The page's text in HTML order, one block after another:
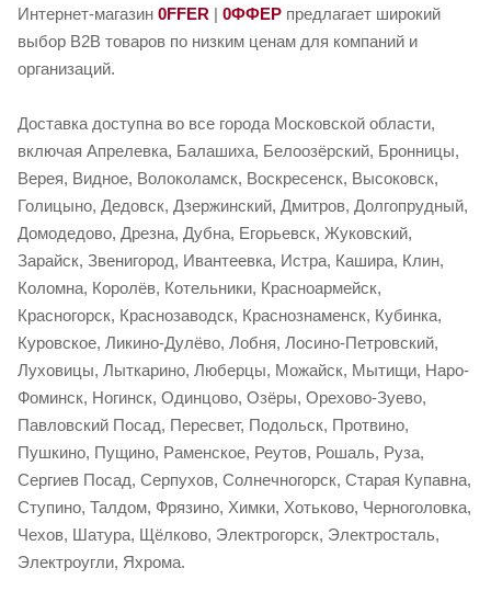
Интернет-магазин 0FFER | 0ФФЕР предлагает широкий
выбор B2B товаров по низким ценам для компаний и
организаций.
Доставка доступна во все города Московской области,
включая Апрелевка, Балашиха, Белоозёрский, Бронницы,
Верея, Видное, Волоколамск, Воскресенск, Высоковск,
Голицыно, Дедовск, Дзержинский, Дмитров, Долгопрудный,
Домодедово, Дрезна, Дубна, Егорьевск, Жуковский,
Зарайск, Звенигород, Ивантеевка, Истра, Кашира, Клин,
Коломна, Королёв, Котельники, Красноармейск,
Красногорск, Краснозаводск, Краснознаменск, Кубинка,
Куровское, Ликино-Дулёво, Лобня, Лосино-Петровский,
Луховицы, Лыткарино, Люберцы, Можайск, Мытищи, Наро-
Фоминск, Ногинск, Одинцово, Озёры, Орехово-Зуево,
Павловский Посад, Пересвет, Подольск, Протвино,
Пушкино, Пущино, Раменское, Реутов, Рошаль, Руза,
Сергиев Посад, Серпухов, Солнечногорск, Старая Купавна,
Ступино, Талдом, Фрязино, Химки, Хотьково, Черноголовка,
Чехов, Шатура, Щёлково, Электрогорск, Электросталь,
Электроугли, Яхрома.